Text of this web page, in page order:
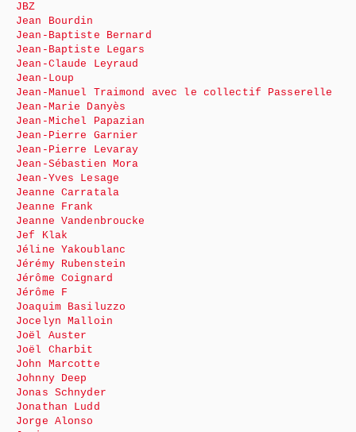
JBZ
Jean Bourdin
Jean-Baptiste Bernard
Jean-Baptiste Legars
Jean-Claude Leyraud
Jean-Loup
Jean-Manuel Traimond avec le collectif Passerelle
Jean-Marie Danyès
Jean-Michel Papazian
Jean-Pierre Garnier
Jean-Pierre Levaray
Jean-Sébastien Mora
Jean-Yves Lesage
Jeanne Carratala
Jeanne Frank
Jeanne Vandenbroucke
Jef Klak
Jéline Yakoublanc
Jérémy Rubenstein
Jérôme Coignard
Jérôme F
Joaquim Basiluzzo
Jocelyn Malloin
Joël Auster
Joël Charbit
John Marcotte
Johnny Deep
Jonas Schnyder
Jonathan Ludd
Jorge Alonso